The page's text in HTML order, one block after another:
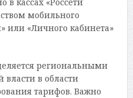
мобильного
или «Личного кабинета»
региональными
в области
тарифов. Важно